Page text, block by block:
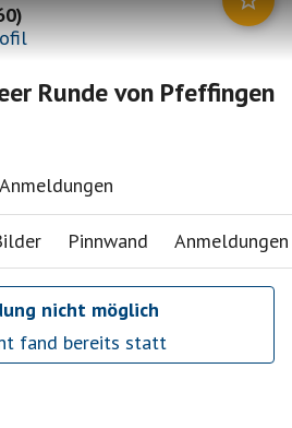
)
Runde von Pfeffingen
Anmeldungen
Pinnwand Anmeldungen
nicht möglich
fand bereits statt